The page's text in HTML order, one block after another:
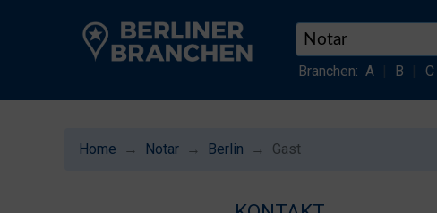
Branchen: A B C
Home Notar Berlin Gast